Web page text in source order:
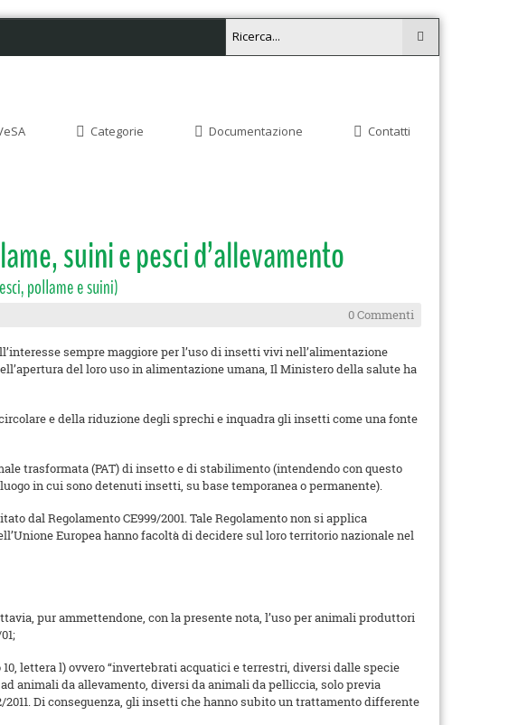
Categorie Documentazione Contatti
suini e pesci d’allevamento
pollame e suini)
0 Commenti
sempre maggiore per l’uso di insetti vivi nell’alimentazione
del loro uso in alimentazione umana, Il Ministero della salute ha
e della riduzione degli sprechi e inquadra gli insetti come una fonte
trasformata (PAT) di insetto e di stabilimento (intendendo con questo
in cui sono detenuti insetti, su base temporanea o permanente).
dal Regolamento CE999/2001. Tale Regolamento non si applica
Europea hanno facoltà di decidere sul loro territorio nazionale nel
pur ammettendone, con la presente nota, l’uso per animali produttori
lettera l) ovvero “invertebrati acquatici e terrestri, diversi dalle specie
animali da allevamento, diversi da animali da pelliccia, solo previa
2011. Di conseguenza, gli insetti che hanno subito un trattamento differente